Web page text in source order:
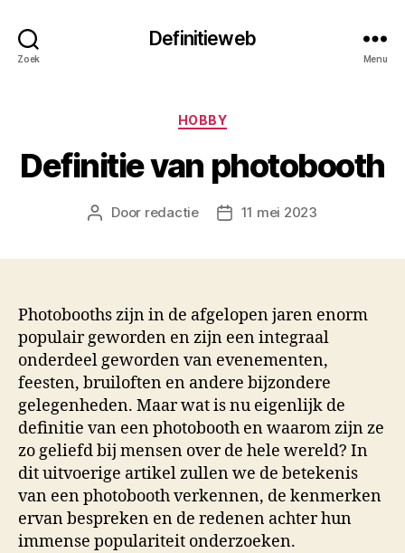
Zoek
Definitieweb
Menu
Categorieën
HOBBY
Definitie van photobooth
Berichtauteur
Door redactie Berichtdatum
11 mei 2023
Photobooths zijn in de afgelopen jaren enorm
populair geworden en zijn een integraal
onderdeel geworden van evenementen,
feesten, bruiloften en andere bijzondere
gelegenheden. Maar wat is nu eigenlijk de
definitie van een photobooth en waarom zijn ze
zo geliefd bij mensen over de hele wereld? In
dit uitvoerige artikel zullen we de betekenis
van een photobooth verkennen, de kenmerken
ervan bespreken en de redenen achter hun
immense populariteit onderzoeken.